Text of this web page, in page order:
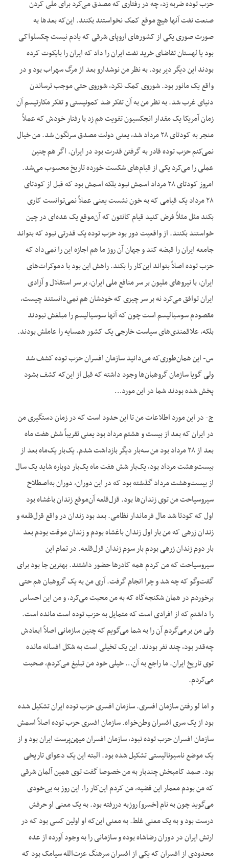
حزب توده ضربه زد، چه در رفتاری که مصدق می‌کرد برای ملی کردن
صنعت نفت آنها هیچ موقع کمک نخواستند بکنند. این‌که بعدها به
صورت صوری یکی از کشورهای اروپای شرقی که یادم نیست چکسلواکی
بود یا لهستان تقاضای خرید نفت ایران را داد که ایران را بایکوت کرده
بودند این دیگر دیر بود. به نظر من نوشدارو بعد از مرگ سهراب بود و در
واقع یک مانور بود. شوروی کمک نکرد، شوروی حتی موجب ترساندن
دنیای غرب شد. به نظر من به آن تفکر ضد کمونیستی و تفکر مکارتیسم آن
زمان آمریکا یک مقدار انجکسیون تقویت هم زد با رفتار خودش که عملاً
منجر به کودتای ۲۸ مرداد شد، یعنی دولت مصدق سرنگون شد. من خیال
نمی‌کنم حزب توده قادر به گرفتن قدرت بود در ایران. اگر هم چنین
عملی را می‌کرد یکی از قیام‌های شکست خورده تاریخ محسوب می‌شد.
امروز کودتای ۲۸ مرداد اسمش نبود بلکه اسمش بود که قبل از کودتای
۲۸ مرداد یک قیامی که به خون نشست یعنی عملاً نمی‌توانست کاری
بکند مثل مثلاً فرض کنید قیام کانتون که آن‌موقع یک عده‌ای در چین
خواستند بکنند. از واقعیت دور بود حزب توده یک قدرتی نبود که بتواند
جامعه ایران را قبضه کند و جهان آن روز ما هم اجازه این را نمی‌داد که
حزب توده اصلاً بتواند این‌کار را بکند. راهش این بود با دموکرات‌های
ایران، با نیروهای ملیون بر سر منافع ملی ایران، بر سر استقلال و آزادی
ایران توافق می‌کرد نه بر سر چیزی که خودشان هم نمی‌دانستند چیست،
مقصودم سوسیالیسم است چون که آنها سوسیالیسم را مبلغش نبودند
بلکه، علاقمندی‌های سیاست خارجی یک کشور همسایه را عاملش بودند.
س- این همان‌طوری‌که می‌دانید سازمان افسران حزب توده کشف شد
ولی گویا سازمان گروهبان‌ها وجود داشته که قبل از این‌که کشف بشود
پخش شده بودند شما در این مورد…
ج- در این مورد اطلاعات من تا این حدود است که در زمان دستگیری من
در ایران که بعد از بیست و هشتم مرداد بود یعنی تقریباً شش هفت ماه
بعد از ۲۸ مرداد بود من سه‌بار دیگر بازداشت شدم. یک‌بار یک‌ماه بعد از
بیست‌وهشت مرداد بود، یک‌بار شش هفت ماه یک‌بار دوباره شاید یک سال
از بیست‌وهشت مرداد گذشته بود که در این دوران، دوران به‌اصطلاح
سیروسیاحت من توی زندان‌ها بود. قزل‌قلعه آن‌موقع زندان باغشاه بود
اول که کودتا شد مال فرماندار نظامی. بعد بود زندان در واقع قزل‌قلعه و
زندان زرهی که من بار اول زندان باغشاه بودم و زندان موقت بودم بعد
بار دوم زندان زرهی بودم بار سوم زندان قزل‌قلعه. در تمام این
سیروسیاحت که من کردم همه کادرها حضور داشتند. بهترین جا بود برای
گفت‌وگو که چه شد و چرا انجام گرفت. آری من به یک گروهبان هم حتی
برخوردم در همان شکنجه‌گاه که به من محبت می‌کرد، و من این احساس
را داشتم که از افرادی است که متمایل به حزب توده است مانده است.
ولی من برمی‌گردم آن را به شما می‌گویم که چنین سازمانی اصلاً ابعادش
چه‌قدر بود، چند نفر بودند. این یک تخیلی است به شکل افسانه مانده
توی تاریخ ایران. ما راجع به آن… خیلی خود من تبلیغ می‌کردم، صحبت
می‌کردم.
و اما لو رفتن سازمان افسری. سازمان افسری حزب توده ایران تشکیل شده
بود از یک سری افسران وطن‌خواه. سازمان افسری حزب توده اصلاً اسمش
سازمان افسران حزب توده نبود، سازمان افسران میهن‌پرست ایران بود و از
یک موضع ناسیونالیستی تشکیل شده بود. البته این یک دعوای تاریخی
بود. صمد کامبخش چندبار به من خصوصا گفت توی همین آلمان شرقی
که من بودم معمار این قضیه، من کردم این‌کار را. این روز به بی‌خودی
می‌گوید چون به نام [خسرو] روزبه دررفته بود. به یک معنی او حرفش
درست بود و به یک معنی غلط. به معنی این‌که او اولین کسی بود که در
ارتش ایران در دوران رضاشاه بوده و سازمانی را به وجود آورده از عده
محدودی از افسران که یکی از افسران سرهنگ عزت‌الله سیامک بود که